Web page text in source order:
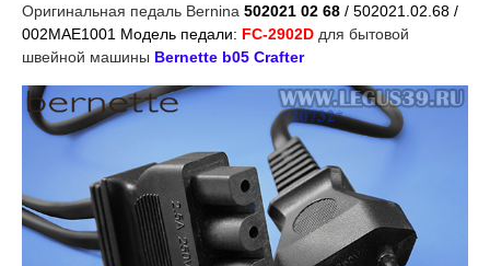
Оригинальная педаль Bernina 502021 02 68 / 502021.02.68 /
002MAE1001 Модель педали: FC-2902D для бытовой
швейной машины Bernette b05 Crafter